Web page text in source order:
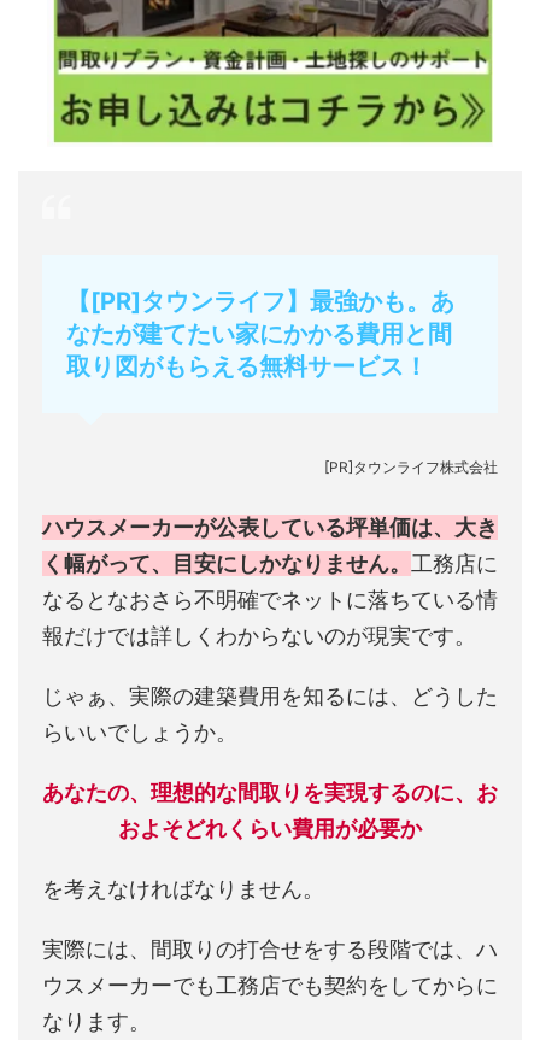
【[PR]タウンライフ】最強かも。あ
なたが建てたい家にかかる費用と間
取り図がもらえる無料サービス！
[PR]タウンライフ株式会社
ハウスメーカーが公表している坪単価は、大き
く幅がって、目安にしかなりません。 工務店に
なるとなおさら不明確でネットに落ちている情
報だけでは詳しくわからないのが現実です。
じゃぁ、実際の建築費用を知るには、どうした
らいいでしょうか。
あなたの、理想的な間取りを実現するのに、お
およそどれくらい費用が必要か
を考えなければなりません。
実際には、間取りの打合せをする段階では、ハ
ウスメーカーでも工務店でも契約をしてからに
なります。